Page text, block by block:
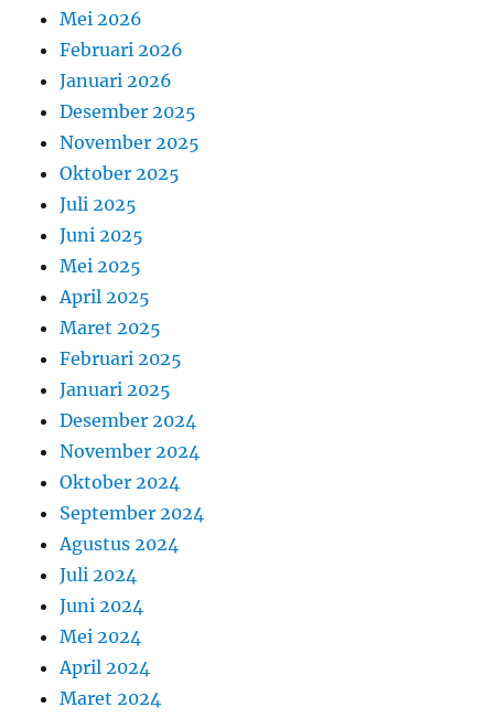
Mei 2026
Februari 2026
Januari 2026
Desember 2025
November 2025
Oktober 2025
Juli 2025
Juni 2025
Mei 2025
April 2025
Maret 2025
Februari 2025
Januari 2025
Desember 2024
November 2024
Oktober 2024
September 2024
Agustus 2024
Juli 2024
Juni 2024
Mei 2024
April 2024
Maret 2024